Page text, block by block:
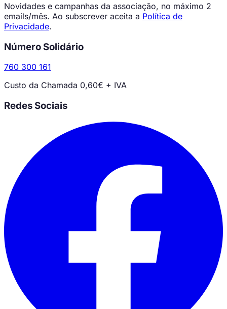
Novidades e campanhas da associação, no máximo 2
emails/mês. Ao subscrever aceita a Política de
Privacidade.
Número Solidário
760 300 161
Custo da Chamada 0,60€ + IVA
Redes Sociais